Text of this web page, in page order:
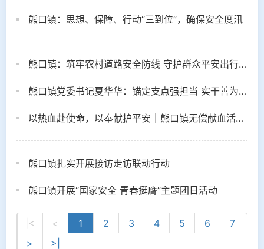
熊口镇：思想、保障、行动“三到位”，确保安全度汛
熊口镇：筑牢农村道路安全防线 守护群众平安出行路
熊口镇党委书记夏华华：锚定支点强担当 实干善为开新局
以热血赴使命，以奉献护平安｜熊口镇无偿献血活动暖心进行！
熊口镇扎实开展接访走访联动行动
熊口镇开展“国家安全 青春挺膺”主题团日活动
|< < 1 2 3 4 5 6
7
>
>|